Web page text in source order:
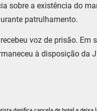
sobre a existência do
patrulhamento.
voz de prisão. Em
à disposição da